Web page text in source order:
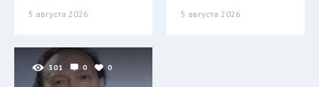
5 августа 2026 5 августа 2026
301 0 0